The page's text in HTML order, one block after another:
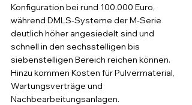
Konfiguration bei rund 100.000 Euro,
während DMLS-Systeme der M-Serie
deutlich höher angesiedelt sind und
schnell in den sechsstelligen bis
siebenstelligen Bereich reichen können.
Hinzu kommen Kosten für Pulvermaterial,
Wartungsverträge und
Nachbearbeitungsanlagen.